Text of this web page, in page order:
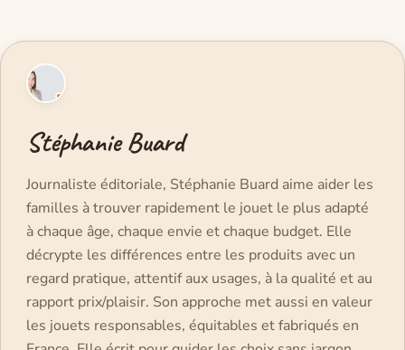
Stéphanie Buard
Journaliste éditoriale, Stéphanie Buard aime aider les
familles à trouver rapidement le jouet le plus adapté
à chaque âge, chaque envie et chaque budget. Elle
décrypte les différences entre les produits avec un
regard pratique, attentif aux usages, à la qualité et au
rapport prix/plaisir. Son approche met aussi en valeur
les jouets responsables, équitables et fabriqués en